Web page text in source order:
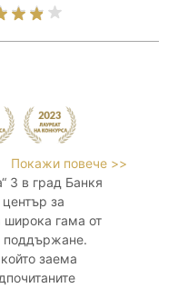
Покажи повече >>
3 в град Банкя
за
широка гама от
поддържане.
заема